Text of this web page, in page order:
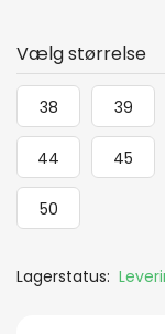
Vælg størrelse
38 39
44 45
50
Lagerstatus: